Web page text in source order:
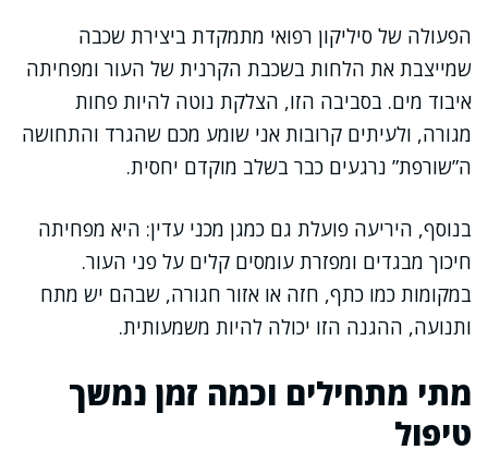
הפעולה של סיליקון רפואי מתמקדת ביצירת שכבה
שמייצבת את הלחות בשכבת הקרנית של העור ומפחיתה
איבוד מים. בסביבה הזו, הצלקת נוטה להיות פחות
מגורה, ולעיתים קרובות אני שומע מכם שהגרד והתחושה
ה”שורפת” נרגעים כבר בשלב מוקדם יחסית.
בנוסף, היריעה פועלת גם כמגן מכני עדין: היא מפחיתה
חיכוך מבגדים ומפזרת עומסים קלים על פני העור.
במקומות כמו כתף, חזה או אזור חגורה, שבהם יש מתח
ותנועה, ההגנה הזו יכולה להיות משמעותית.
מתי מתחילים וכמה זמן נמשך
טיפול